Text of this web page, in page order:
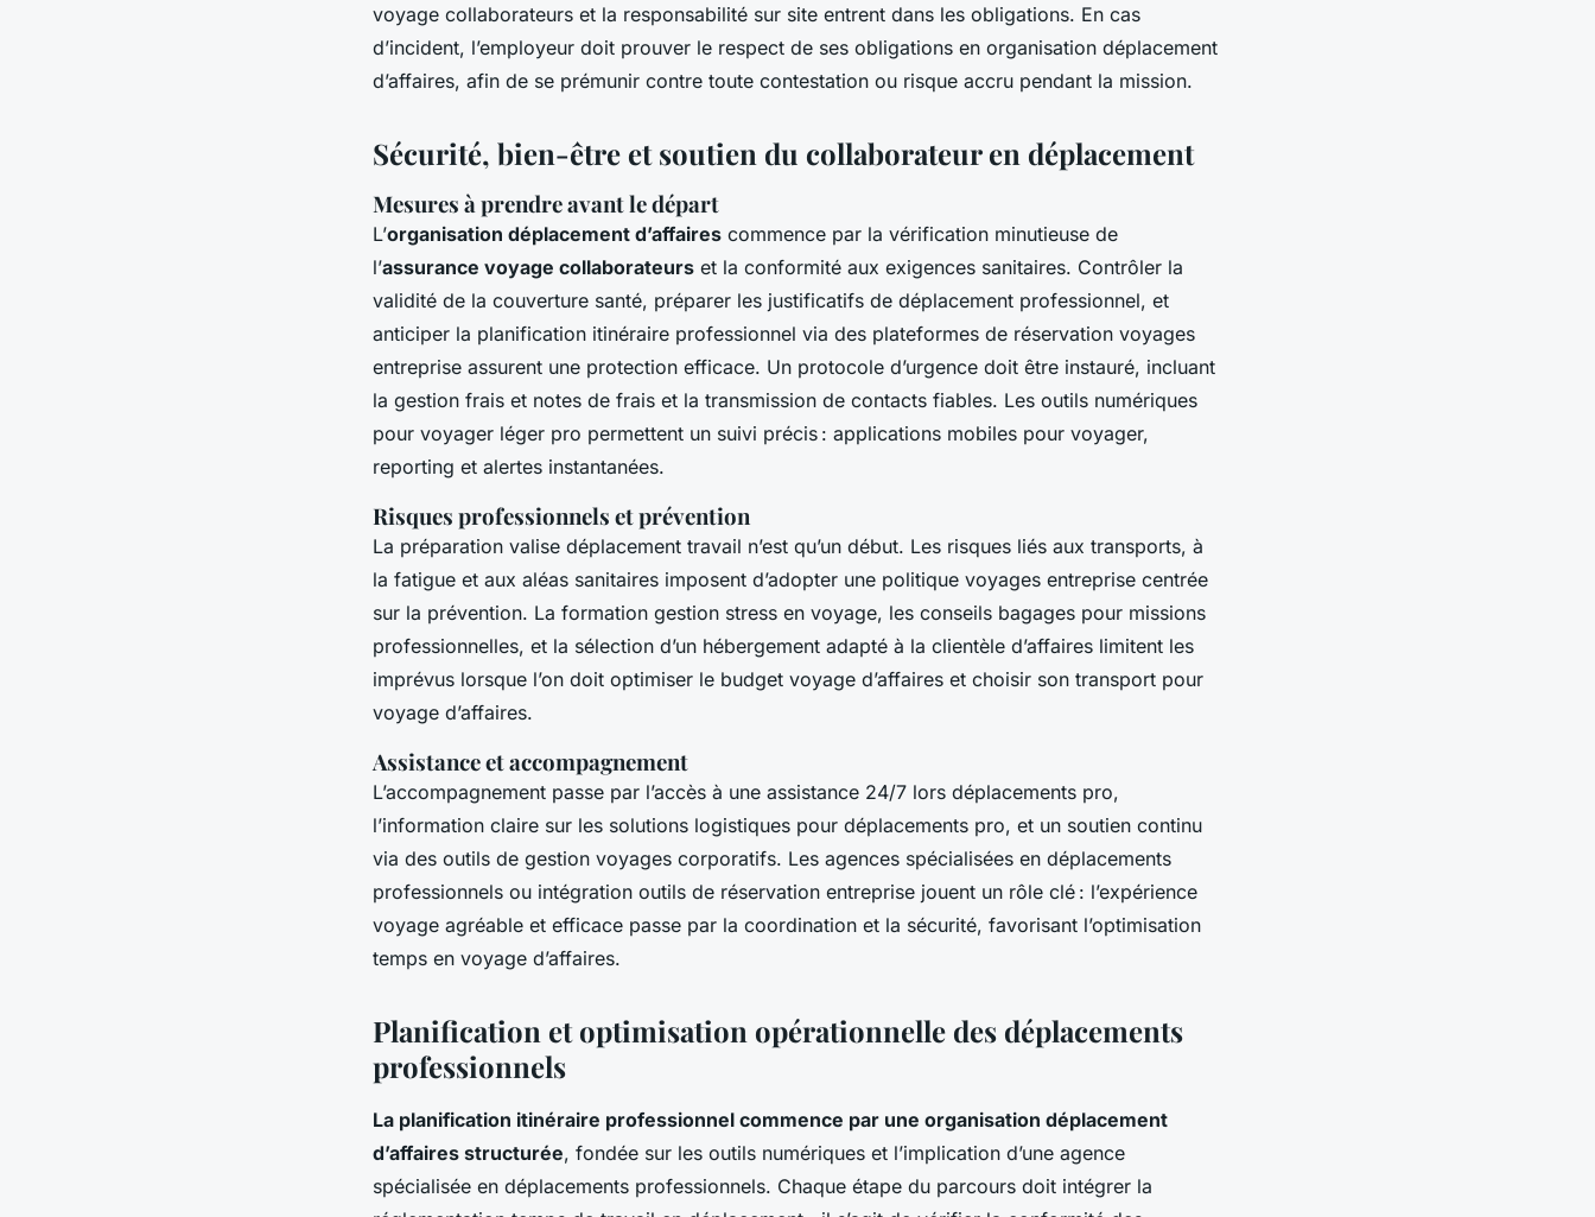
voyage collaborateurs et la responsabilité sur site entrent dans les obligations. En cas
d’incident, l’employeur doit prouver le respect de ses obligations en organisation déplacement
d’affaires, afin de se prémunir contre toute contestation ou risque accru pendant la mission.
Sécurité, bien-être et soutien du collaborateur en déplacement
Mesures à prendre avant le départ
L’organisation déplacement d’affaires commence par la vérification minutieuse de
l’assurance voyage collaborateurs et la conformité aux exigences sanitaires. Contrôler la
validité de la couverture santé, préparer les justificatifs de déplacement professionnel, et
anticiper la planification itinéraire professionnel via des plateformes de réservation voyages
entreprise assurent une protection efficace. Un protocole d’urgence doit être instauré, incluant
la gestion frais et notes de frais et la transmission de contacts fiables. Les outils numériques
pour voyager léger pro permettent un suivi précis : applications mobiles pour voyager,
reporting et alertes instantanées.
Risques professionnels et prévention
La préparation valise déplacement travail n’est qu’un début. Les risques liés aux transports, à
la fatigue et aux aléas sanitaires imposent d’adopter une politique voyages entreprise centrée
sur la prévention. La formation gestion stress en voyage, les conseils bagages pour missions
professionnelles, et la sélection d’un hébergement adapté à la clientèle d’affaires limitent les
imprévus lorsque l’on doit optimiser le budget voyage d’affaires et choisir son transport pour
voyage d’affaires.
Assistance et accompagnement
L’accompagnement passe par l’accès à une assistance 24/7 lors déplacements pro,
l’information claire sur les solutions logistiques pour déplacements pro, et un soutien continu
via des outils de gestion voyages corporatifs. Les agences spécialisées en déplacements
professionnels ou intégration outils de réservation entreprise jouent un rôle clé : l’expérience
voyage agréable et efficace passe par la coordination et la sécurité, favorisant l’optimisation
temps en voyage d’affaires.
Planification et optimisation opérationnelle des déplacements
professionnels
La planification itinéraire professionnel commence par une organisation déplacement
d’affaires structurée, fondée sur les outils numériques et l’implication d’une agence
spécialisée en déplacements professionnels. Chaque étape du parcours doit intégrer la